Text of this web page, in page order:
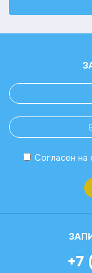
Согласен на
+7